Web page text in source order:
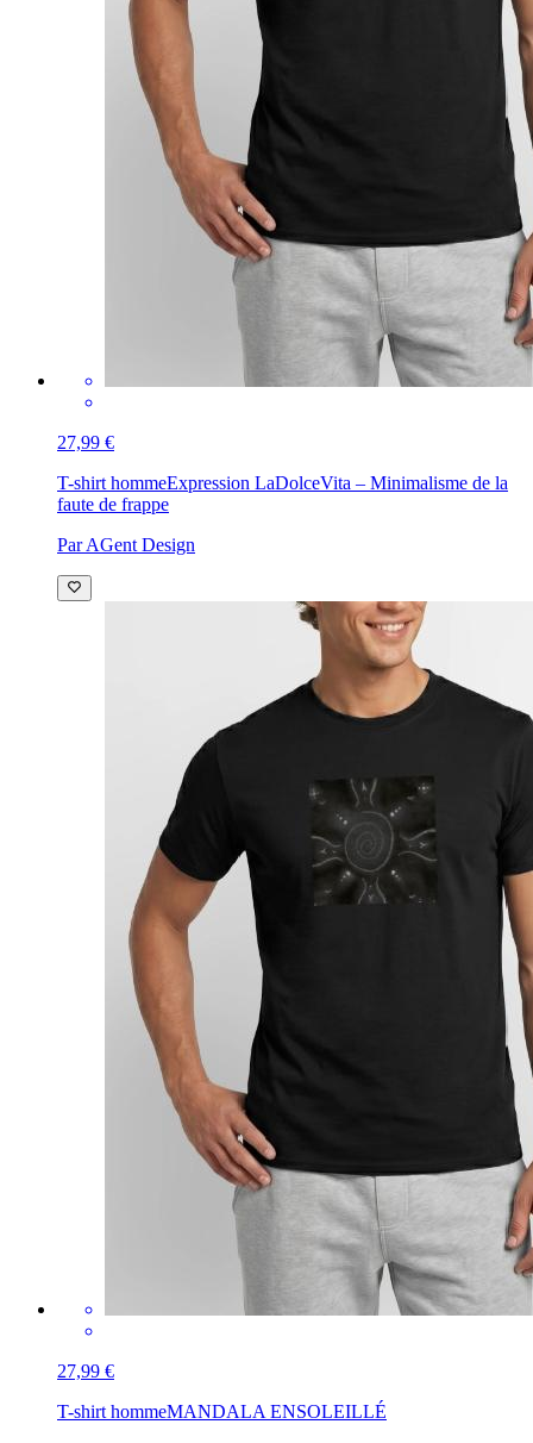
27,99 €
T-shirt hommeExpression LaDolceVita – Minimalisme de la
faute de frappe
Par AGent Design
27,99 €
T-shirt hommeMANDALA ENSOLEILLÉ